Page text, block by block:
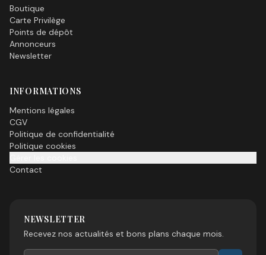
Boutique
Carte Privilège
Points de dépôt
Annonceurs
Newsletter
INFORMATIONS
Mentions légales
CGV
Politique de confidentialité
Politique cookies
Contact
NEWSLETTER
Recevez nos actualités et bons plans chaque mois.